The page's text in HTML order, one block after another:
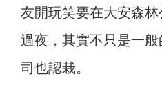
友開玩笑要在大安森
過夜，其實不只是一
司也認栽。